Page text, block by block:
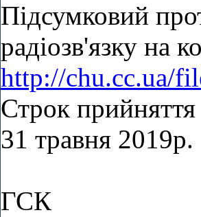
Підсумковий
радіозв'язку на
http://chu.cc.ua/
Строк
31 травня 2019р.
ГСК